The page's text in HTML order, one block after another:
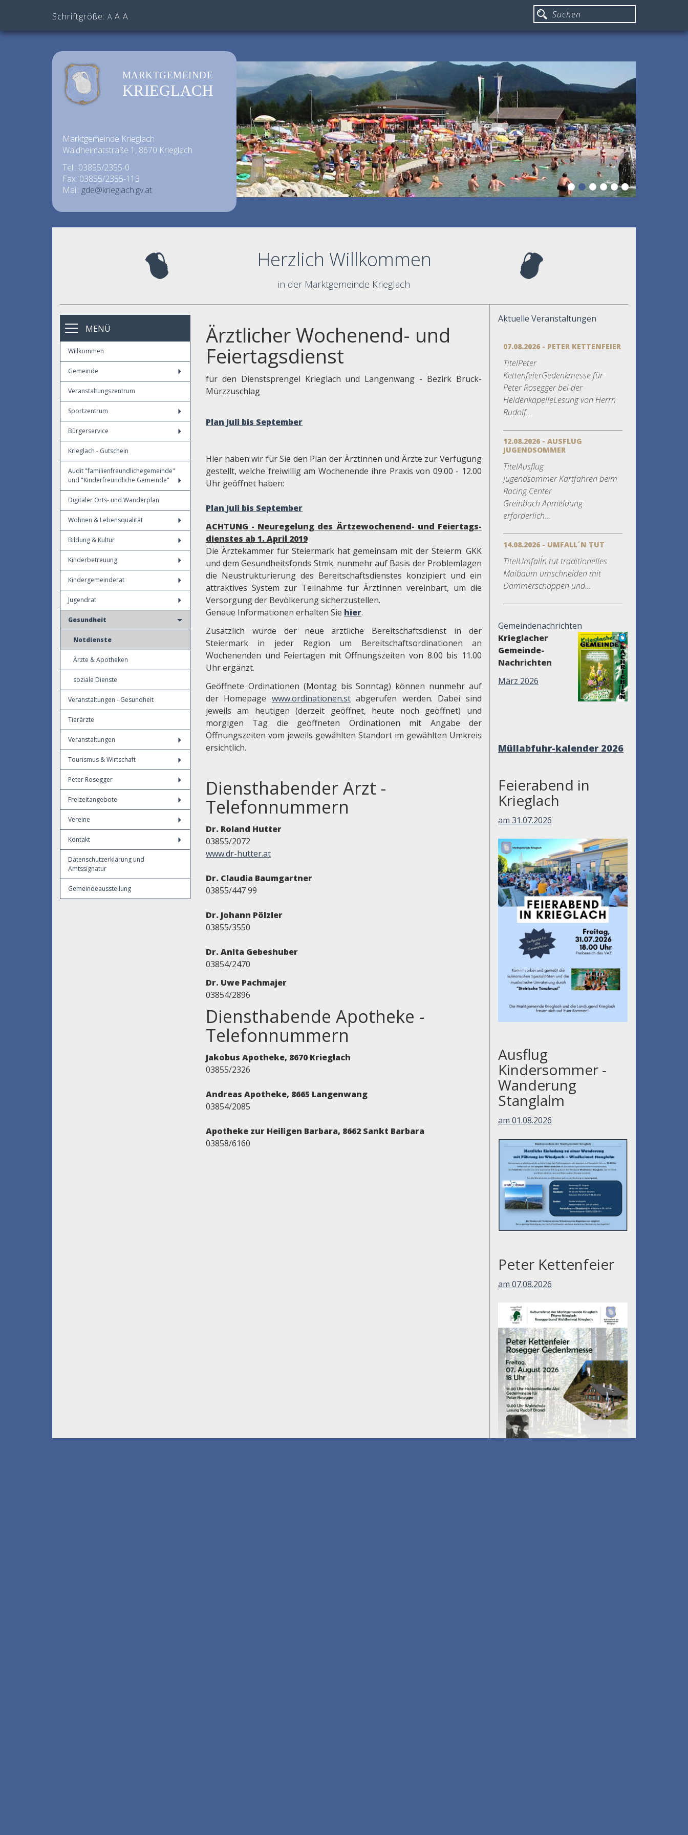
Schriftgröße: A A A
MARKTGEMEINDE
KRIEGLACH
Marktgemeinde Krieglach
Waldheimatstraße 1, 8670 Krieglach
Tel.: 03855/2355-0
Fax: 03855/2355-113
Mail: gde@krieglach.gv.at
Herzlich Willkommen
in der Marktgemeinde Krieglach
MENÜ
Willkommen
Gemeinde
Veranstaltungszentrum
Sportzentrum
Bürgerservice
Krieglach - Gutschein
Audit "familienfreundlichegemeinde"
und "Kinderfreundliche Gemeinde"
Digitaler Orts- und Wanderplan
Wohnen & Lebensqualität
Bildung & Kultur
Kinderbetreuung
Kindergemeinderat
Jugendrat
Gesundheit
Notdienste
Ärzte & Apotheken
soziale Dienste
Veranstaltungen - Gesundheit
Tierärzte
Veranstaltungen
Tourismus & Wirtschaft
Peter Rosegger
Freizeitangebote
Vereine
Kontakt
Datenschutzerklärung und
Amtssignatur
Gemeindeausstellung
Ärztlicher Wochenend- und
Feiertagsdienst
für den Dienstsprengel Krieglach und Langenwang - Bezirk Bruck-
Mürzzuschlag
Plan Juli bis September
Hier haben wir für Sie den Plan der Ärztinnen und Ärzte zur Verfügung
gestellt, welche freiwillig am Wochenende ihre Praxis von 09.00 - 12.00
Uhr geöffnet haben:
Plan Juli bis September
ACHTUNG - Neuregelung des Ärtzewochenend- und Feiertags-
dienstes ab 1. April 2019
Die Ärztekammer für Steiermark hat gemeinsam mit der Steierm. GKK
und dem Gesundheitsfonds Stmk. nunmehr auf Basis der Problemlagen
die Neustrukturierung des Bereitschaftsdienstes konzipiert und ein
attraktives System zur Teilnahme für ÄrztInnen vereinbart, um die
Versorgung der Bevölkerung sicherzustellen.
Genaue Informationen erhalten Sie hier.
Zusätzlich wurde der neue ärztliche Bereitschaftsdienst in der
Steiermark in jeder Region um Bereitschaftsordinationen an
Wochenenden und Feiertagen mit Öffnungszeiten von 8.00 bis 11.00
Uhr ergänzt.
Geöffnete Ordinationen (Montag bis Sonntag) können nunmehr auf
der Homepage www.ordinationen.st abgerufen werden. Dabei sind
jeweils am heutigen (derzeit geöffnet, heute noch geöffnet) und
morgigen Tag die geöffneten Ordinationen mit Angabe der
Öffnungszeiten vom jeweils gewählten Standort im gewählten Umkreis
ersichtlich.
Diensthabender Arzt -
Telefonnummern
Dr. Roland Hutter
03855/2072
www.dr-hutter.at
Dr. Claudia Baumgartner
03855/447 99
Dr. Johann Pölzler
03855/3550
Dr. Anita Gebeshuber
03854/2470
Dr. Uwe Pachmajer
03854/2896
Diensthabende Apotheke -
Telefonnummern
Jakobus Apotheke, 8670 Krieglach
03855/2326
Andreas Apotheke, 8665 Langenwang
03854/2085
Apotheke zur Heiligen Barbara, 8662 Sankt Barbara
03858/6160
Aktuelle Veranstaltungen
07.08.2026 - PETER KETTENFEIER
TitelPeter
KettenfeierGedenkmesse für
Peter Rosegger bei der
HeldenkapelleLesung von Herrn
Rudolf...
12.08.2026 - AUSFLUG
JUGENDSOMMER
TitelAusflug
Jugendsommer Kartfahren beim
Racing Center
Greinbach Anmeldung
erforderlich...
14.08.2026 - UMFALL´N TUT
TitelUmfall´n tut traditionelles
Maibaum umschneiden mit
Dämmerschoppen und...
Gemeindenachrichten
Krieglacher
Gemeinde-
Nachrichten
März 2026
Müllabfuhr-kalender 2026
Feierabend in
Krieglach
am 31.07.2026
Ausflug
Kindersommer -
Wanderung
Stanglalm
am 01.08.2026
Peter Kettenfeier
am 07.08.2026